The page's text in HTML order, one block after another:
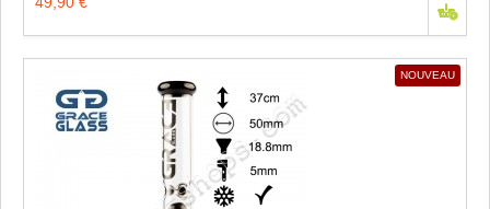
NOUVEAU